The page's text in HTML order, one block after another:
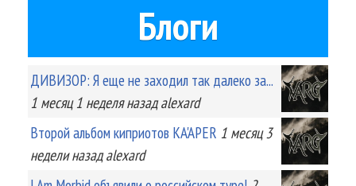
Блоги
ДИВИЗОР: Я еще не заходил так далеко за...
1 месяц 1 неделяназад alexard
Второй альбом киприотов KA'APER 1 месяц 3
неделиназад alexard